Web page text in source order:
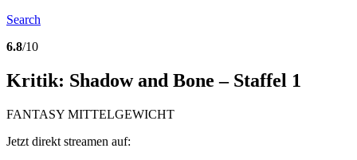
Search
6.8/10
Kritik: Shadow and Bone – Staffel 1
FANTASY MITTELGEWICHT
Jetzt direkt streamen auf: